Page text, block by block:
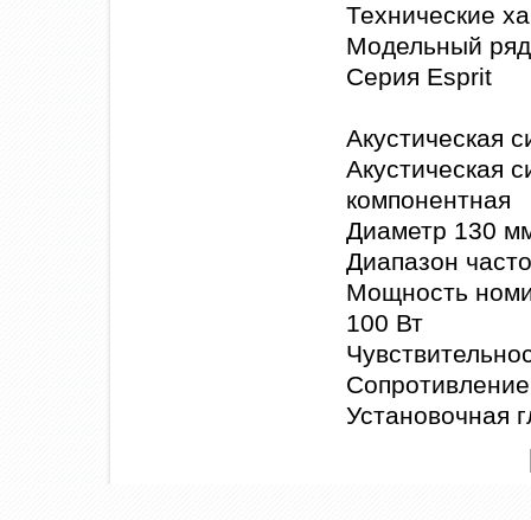
Технические
Модельный ряд
Серия Esprit
Акустическая
Акустическая
компонентная
Диаметр 130
Диапазон
Мощность
100 Вт
Установочная